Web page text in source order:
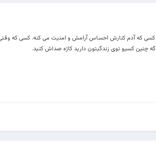
کسی که آدم کنارش احساس آرامش و امنیت می کنه. کسی که
چنین کسیو توی زندگیتون دارید کاژه صداش کنید.